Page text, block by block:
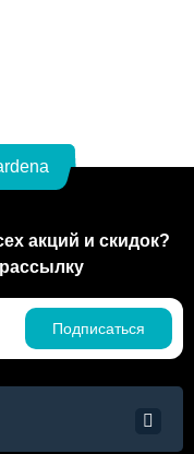
акций и скидок?
Подписаться